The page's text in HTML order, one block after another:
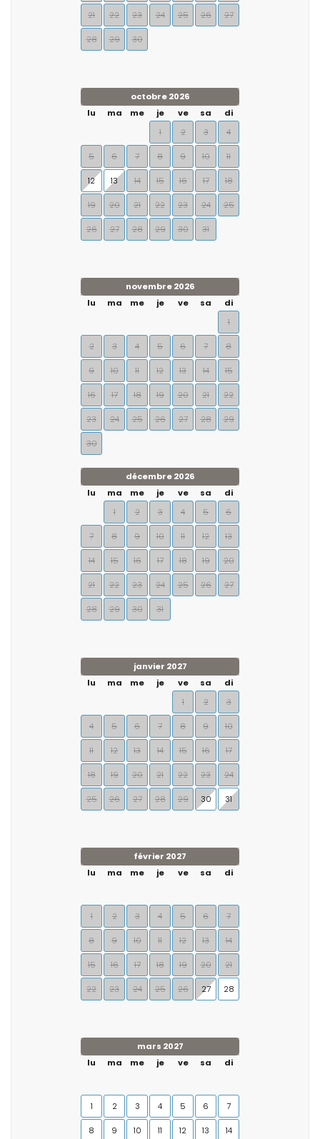
21 22 23 24 25 26 27
28 29 30
octobre 2026
lu
ma me je ve sa
di
1
2 3 4
5 6 7 8 9 10 11
12 13 14 15 16 17 18
19 20 21 22 23 24 25
26 27 28 29 30 31
novembre 2026
lu
ma me je ve sa
di
1
2 3 4 5 6 7 8
9 10 11 12 13 14 15
16 17 18 19 20 21 22
23 24 25 26 27 28 29
30
décembre 2026
lu
ma me je ve sa
di
1
2 3 4 5 6
7 8 9 10 11 12 13
14 15 16 17 18 19 20
21 22 23 24 25 26 27
28 29 30 31
janvier 2027
lu
ma me je ve sa
di
1
2 3
4 5 6 7 8 9 10
11 12 13 14 15 16 17
18 19 20 21 22 23 24
25 26 27 28 29 30 31
février 2027
lu
ma me je ve sa di
1 2 3 4 5 6 7
8 9 10 11 12 13 14
15 16 17 18 19 20 21
22 23 24 25 26 27 28
mars 2027
lu
ma me je ve sa di
1 2 3 4 5 6 7
8 9 10 11 12 13 14